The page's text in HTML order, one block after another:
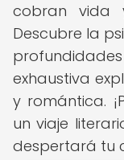
cobran vida
Descubre la
exhaustiva
y romántica.
un viaje
despertará tu